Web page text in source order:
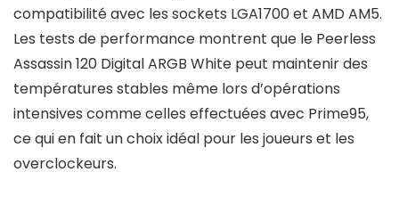
compatibilité avec les sockets LGA1700 et AMD AM5.
Les tests de performance montrent que le Peerless
Assassin 120 Digital ARGB White peut maintenir des
températures stables même lors d’opérations
intensives comme celles effectuées avec Prime95,
ce qui en fait un choix idéal pour les joueurs et les
overclockeurs.